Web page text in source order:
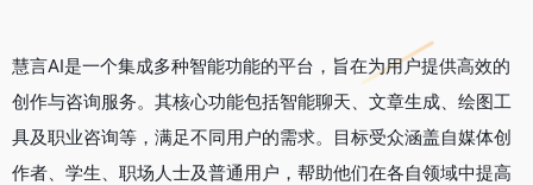
慧言AI是一个集成多种智能功能的平台，旨在为用户提供高效的
创作与咨询服务。其核心功能包括智能聊天、文章生成、绘图工
具及职业咨询等，满足不同用户的需求。目标受众涵盖自媒体创
作者、学生、职场人士及普通用户，帮助他们在各自领域中提高